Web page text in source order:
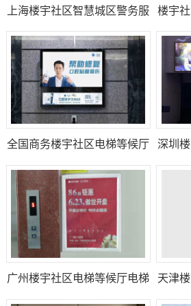
上海楼宇社区智慧城区警务服 楼宇
全国商务楼宇社区电梯等候厅 深圳
广州楼宇社区电梯等候厅电梯 天津